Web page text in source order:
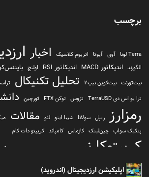
برچسب
Terra لونا آوی آیوتا اتریوم کلاسیک اخبار
الگورند اندیکاتور MACD اندیکاتور RSI اولنچ
بیت‌تورنت بیت‌کوین بیپ2 تحلیل تکنیکال
ترا یو اس دی TerraUSD
تزوس توکن FTX ثورچین
رمزارز ریپل سولانا شیبا اینو لئو مقالات
پنکیک سواپ چین‌لینک کازماس کامپاند کریپتو دات کام
کریپتوکارنسی
کیف پول تراست والت
اپلیکیشن ارزدیجیتال (اندروید)